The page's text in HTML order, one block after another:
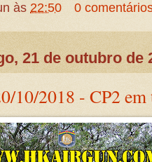
às22:50 0
21 de outubro de
10/2018 - CP2 em